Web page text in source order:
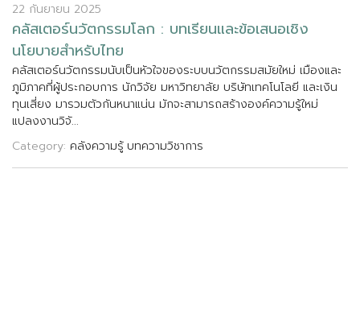
22 กันยายน 2025
คลสเตอรนวตกรรมโลก : บทเรยนและขอเสนอเชง
นโยบายสหรบไทย
คลสเตอรนวตกรรมนบเปนหวใจของระบบนวตกรรมสมยใหม เมองและ
ภมภาคทผประกอบการ นกวจย มหาวทยาลย บรษทเทคโนโลย และเงน
ทนเสยง มารวมตวกนหนาแนน มกจะสามารถสรางองคความรใหม
แปลงงานวจ...
Category: คลังความรู้บทความวิชาการ